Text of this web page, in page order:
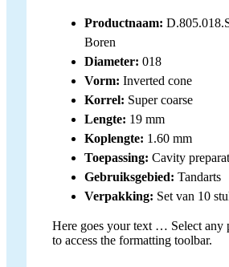
Productnaam:
Boren
Diameter: 018
Vorm: Inverted cone
Korrel: Super coarse
Lengte: 19 mm
Koplengte: 1.60 mm
Toepassing: Cavity
Gebruiksgebied: Tandarts
Verpakking: Set van 10
Here goes your text … Select any
to access the formatting toolbar.